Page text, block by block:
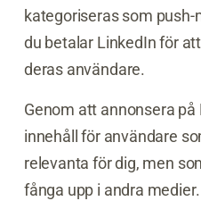
kategoriseras som
du betalar LinkedIn för
deras användare.
Genom att annonsera
innehåll för användare
relevanta för dig, men
fånga upp i andra medier.